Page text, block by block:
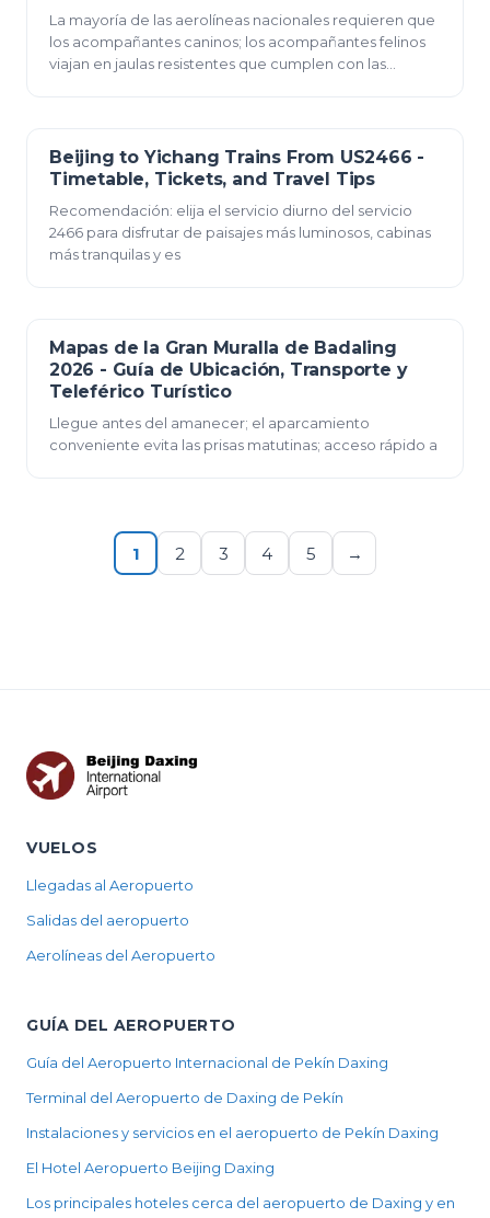
La mayoría de las aerolíneas nacionales requieren que
los acompañantes caninos; los acompañantes felinos
viajan en jaulas resistentes que cumplen con las
23 de diciembre de 2025
Beijing to Yichang Trains From US2466 -
Timetable, Tickets, and Travel Tips
Recomendación: elija el servicio diurno del servicio
2466 para disfrutar de paisajes más luminosos, cabinas
más tranquilas y es
23 de diciembre de 2025
Mapas de la Gran Muralla de Badaling
2026 - Guía de Ubicación, Transporte y
Teleférico Turístico
Llegue antes del amanecer; el aparcamiento
conveniente evita las prisas matutinas; acceso rápido a
1 2 3 4 5 →
VUELOS
Llegadas al Aeropuerto
Salidas del aeropuerto
Aerolíneas del Aeropuerto
GUÍA DEL AEROPUERTO
Guía del Aeropuerto Internacional de Pekín Daxing
Terminal del Aeropuerto de Daxing de Pekín
Instalaciones y servicios en el aeropuerto de Pekín Daxing
El Hotel Aeropuerto Beijing Daxing
Los principales hoteles cerca del aeropuerto de Daxing y en